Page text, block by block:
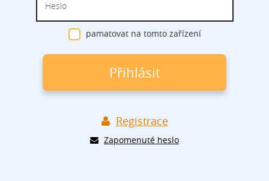
pamatovat na tomto zařízení
přihlásit
Registrace
Zapomenuté heslo